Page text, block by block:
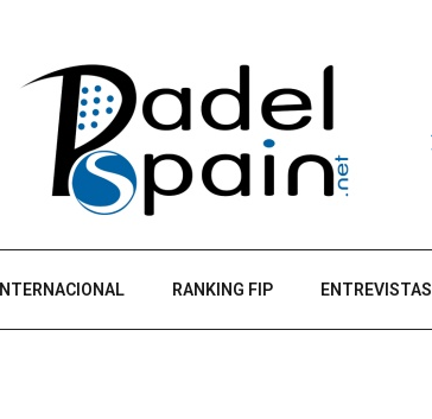
INTERNACIONAL RANKING FIP ENTREVISTAS